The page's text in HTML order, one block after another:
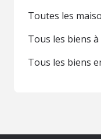
Toutes les
Tous les biens
Tous les biens